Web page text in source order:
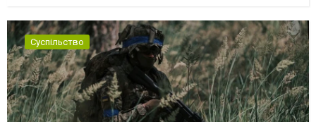
Суспільство